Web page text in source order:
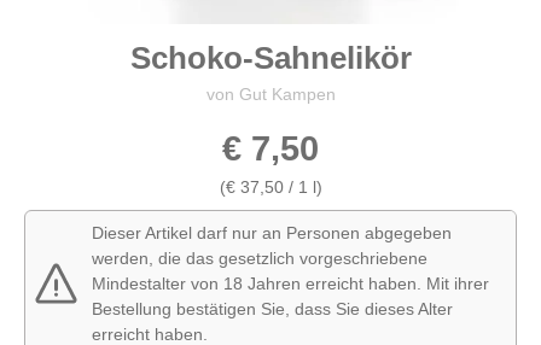
Schoko-Sahnelikör
von Gut Kampen
€ 7,50
(€ 37,50 / 1 l)
Dieser Artikel darf nur an Personen abgegeben
werden, die das gesetzlich vorgeschriebene
Mindestalter von 18 Jahren erreicht haben. Mit ihrer
Bestellung bestätigen Sie, dass Sie dieses Alter
erreicht haben.